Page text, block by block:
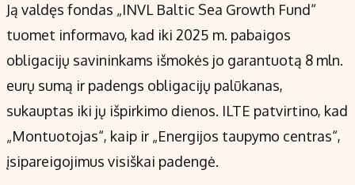
Ją valdęs fondas „INVL Baltic Sea Growth Fund“
tuomet informavo, kad iki 2025 m. pabaigos
obligacijų savininkams išmokės jo garantuotą 8 mln.
eurų sumą ir padengs obligacijų palūkanas,
sukauptas iki jų išpirkimo dienos. ILTE patvirtino, kad
„Montuotojas“, kaip ir „Energijos taupymo centras“,
įsipareigojimus visiškai padengė.